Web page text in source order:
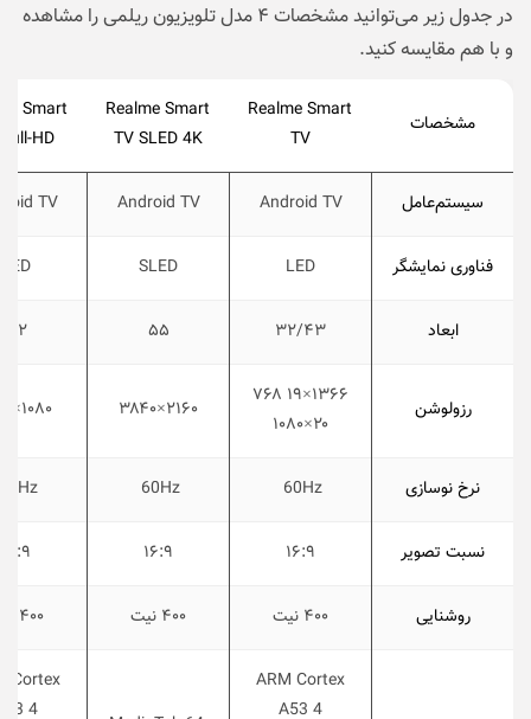
در جدول زیر می‌توانید مشخصات ۴ مدل تلویزیون ریلمی را مشاهده
و با هم مقایسه کنید.
مشخصات
Realme Smart
TV
Realme Smart
TV SLED 4K
Smart
HD
سیستم‌عامل Android TV
Android TV
TV
فناوری نمایشگر LED
SLED
LED
ابعاد ۳۲/۴۳ ۵۵ ۳۲
رزولوشن
۱۳۶۶×۷۶۸ ۱۹
۲۰×۱۰۸۰
۲۱۶۰×۳۸۴۰ ۱۰۸۰×۱۹۲۰
نرخ نوسازی 60Hz
60Hz
60Hz
نسبت تصویر ۱۶:۹ ۱۶:۹ ۱۶:۹
روشنایی ۴۰۰ نیت ۴۰۰ نیت ۴۰۰ نیت
ARM Cortex
A53 4
Cortex
4